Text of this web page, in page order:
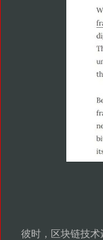
彼时，区块链技